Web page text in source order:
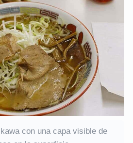
con una capa visible de